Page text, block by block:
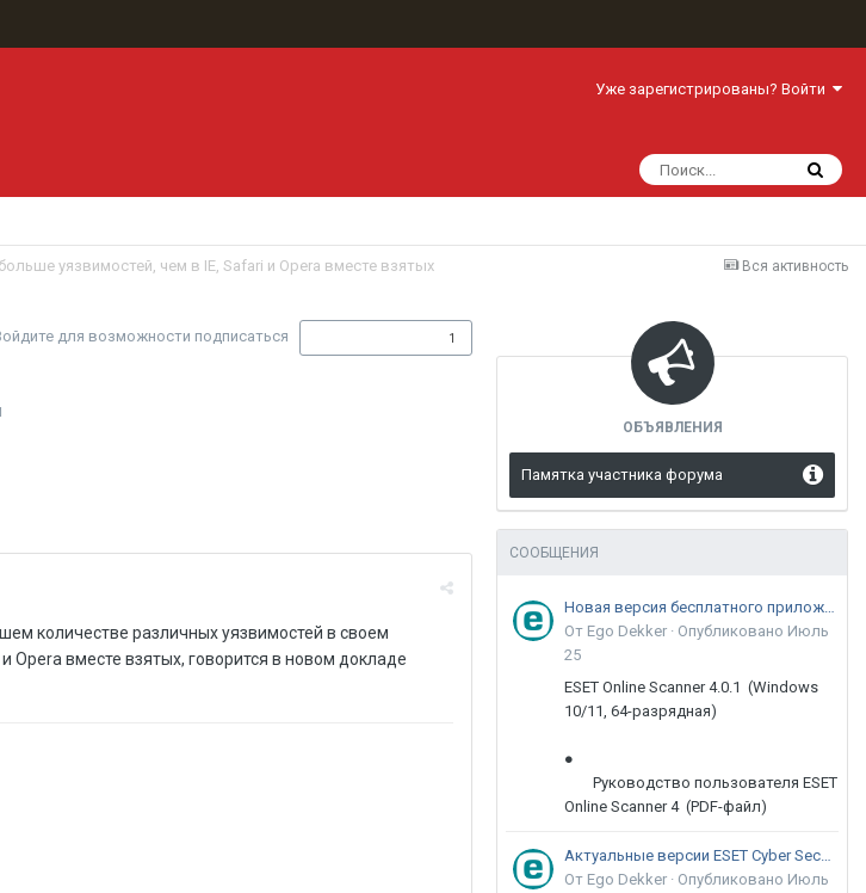
Уже зарегистрированы? Войти
Вся активность
уязвимостей, чем в IE, Safari и Opera вместе взятых
для возможности подписаться 1
количестве различных уязвимостей в своем
вместе взятых, говорится в новом докладе
ОБЪЯВЛЕНИЯ
Памятка участника форума
СООБЩЕНИЯ
Новая версия бесплатного приложения ESET Online Scanner доступна пользователям
От Ego Dekker · Опубликовано Июль
25
ESET Online Scanner 4.0.1 (Windows
10/11, 64-разрядная)
●
Руководство пользователя ESET
Online Scanner 4 (PDF-файл)
Актуальные версии ESET Cyber Security 9
От Ego Dekker · Опубликовано Июль